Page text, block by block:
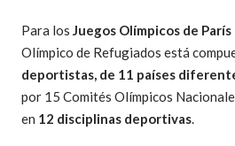
Para los Juegos Olímpicos de París
Olímpico de Refugiados está
deportistas, de 11 países
por 15 Comités Olímpicos
en 12 disciplinas deportivas.